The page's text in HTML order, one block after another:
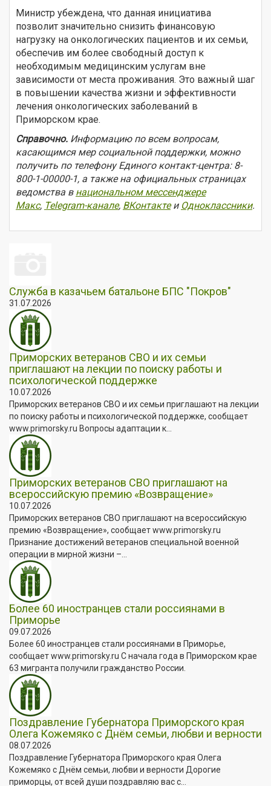
Министр убеждена, что данная инициатива
позволит значительно снизить финансовую
нагрузку на онкологических пациентов и их семьи,
обеспечив им более свободный доступ к
необходимым медицинским услугам вне
зависимости от места проживания. Это важный шаг
в повышении качества жизни и эффективности
лечения онкологических заболеваний в
Приморском крае.
Справочно. Информацию по всем вопросам,
касающимся мер социальной поддержки, можно
получить по телефону Единого контакт-центра: 8-
800-1-00000-1, а также на официальных страницах
ведомства в национальном мессенджере
Макс, Telegram-канале, ВКонтактеи Одноклассники.
Служба в казачьем батальоне БПС "Покров"
31.07.2026
Приморских ветеранов СВО и их семьи
приглашают на лекции по поиску работы и
психологической поддержке
10.07.2026
Приморских ветеранов СВО и их семьи приглашают на лекции
по поиску работы и психологической поддержке, сообщает
www.primorsky.ru Вопросы адаптации к...
Приморских ветеранов СВО приглашают на
всероссийскую премию «Возвращение»
10.07.2026
Приморских ветеранов СВО приглашают на всероссийскую
премию «Возвращение», сообщает www.primorsky.ru
Признание достижений ветеранов специальной военной
операции в мирной жизни –...
Более 60 иностранцев стали россиянами в
Приморье
09.07.2026
Более 60 иностранцев стали россиянами в Приморье,
сообщает www.primorsky.ru С начала года в Приморском крае
63 мигранта получили гражданство России.
Поздравление Губернатора Приморского края
Олега Кожемяко с Днём семьи, любви и верности
08.07.2026
Поздравление Губернатора Приморского края Олега
Кожемяко с Днём семьи, любви и верности Дорогие
приморцы, от всей души поздравляю вас с...